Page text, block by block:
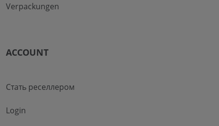
Verpackungen
ACCOUNT
Стать реселлером
Login